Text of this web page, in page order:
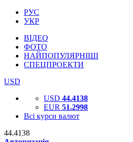
РУС
УКР
ВІДЕО
ФОТО
НАЙПОПУЛЯРНІШІ
СПЕЦПРОЕКТИ
USD
USD 44.4138
EUR 51.2998
Всі курси валют
44.4138